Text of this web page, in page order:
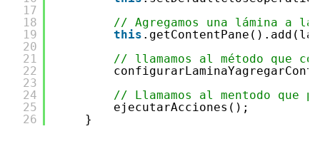
17
18
19
20
21
22
23
24
25
26
// Agregamos una lámina a la
this
// llamamos al método que
// Llamamos al mentodo que
ejecutarAcciones();
}